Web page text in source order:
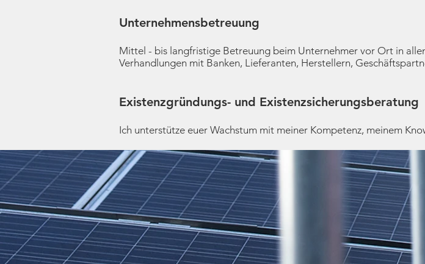
Unternehmensbetreuung
Mittel - bis langfristige Betreuung beim Unternehmer vor Ort in
Verhandlungen mit Banken, Lieferanten, Herstellern,
Existenzgründungs- und Existenzsicherungsberatung
Ich unterstütze euer Wachstum mit meiner Kompetenz, meinem